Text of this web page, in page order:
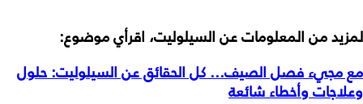
لمزيد من المعلومات عن السيلوليت، اقرأي موضوع:
مع مجيء فصل الصيف... كل الحقائق عن السيلوليت: حلول
وعلاجات وأخطاء شائعة